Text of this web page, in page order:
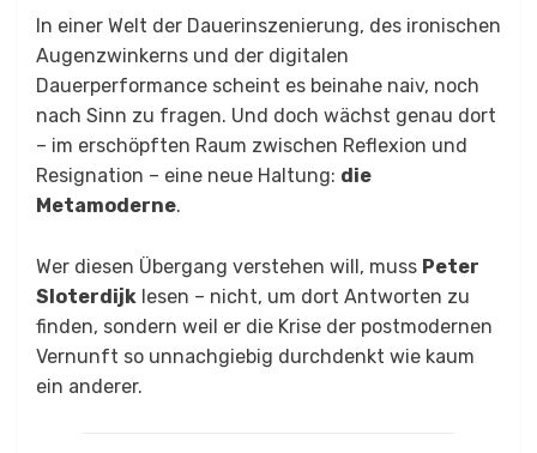
In einer Welt der Dauerinszenierung, des ironischen
Augenzwinkerns und der digitalen
Dauerperformance scheint es beinahe naiv, noch
nach Sinn zu fragen. Und doch wächst genau dort
– im erschöpften Raum zwischen Reflexion und
Resignation – eine neue Haltung: die
Metamoderne.
Wer diesen Übergang verstehen will, muss Peter
Sloterdijk lesen – nicht, um dort Antworten zu
finden, sondern weil er die Krise der postmodernen
Vernunft so unnachgiebig durchdenkt wie kaum
ein anderer.